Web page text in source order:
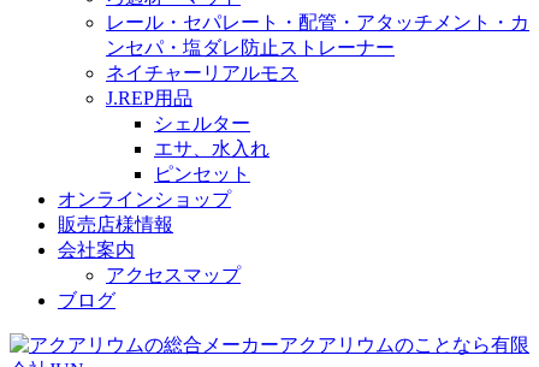
レール・セパレート・配管・アタッチメント・カ
ンセパ・塩ダレ防止ストレーナー
ネイチャーリアルモス
J.REP用品
シェルター
エサ、水入れ
ピンセット
オンラインショップ
販売店様情報
会社案内
アクセスマップ
ブログ